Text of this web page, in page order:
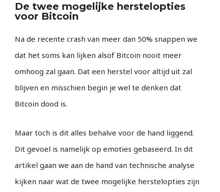
De twee mogelijke herstelopties
voor Bitcoin
Na de recente crash van meer dan 50% snappen we
dat het soms kan lijken alsof Bitcoin nooit meer
omhoog zal gaan. Dat een herstel voor altijd uit zal
blijven en misschien begin je wel te denken dat
Bitcoin dood is.
Maar toch is dit alles behalve voor de hand liggend.
Dit gevoel is namelijk op emoties gebaseerd. In dit
artikel gaan we aan de hand van technische analyse
kijken naar wat de twee mogelijke herstelopties zijn